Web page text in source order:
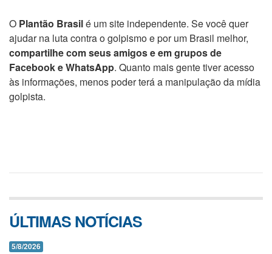
O Plantão Brasilé um site independente. Se você quer
ajudar na luta contra o golpismo e por um Brasil melhor,
compartilhe com seus amigos e em grupos de
Facebook e WhatsApp. Quanto mais gente tiver acesso
às informações, menos poder terá a manipulação da mídia
golpista.
ÚLTIMAS NOTÍCIAS
5/8/2026